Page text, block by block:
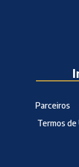
Parceiros
Termos